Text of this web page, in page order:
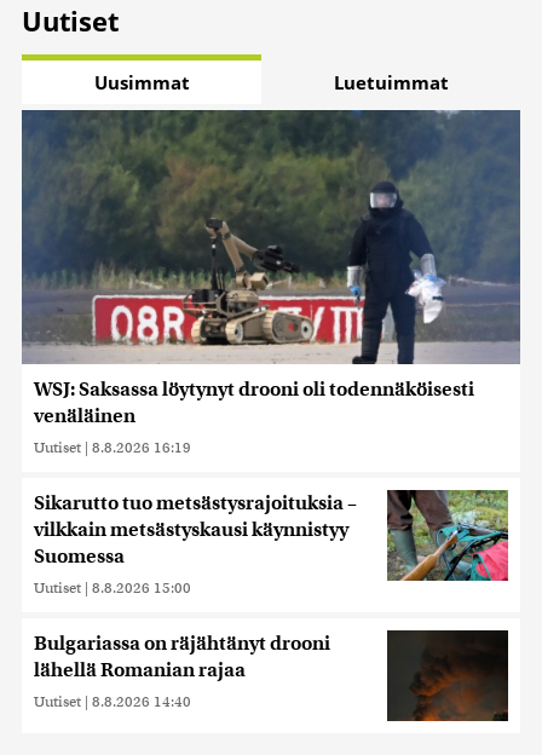
Uutiset
Uusimmat Luetuimmat
WSJ: Saksassa löytynyt drooni oli todennäköisesti
venäläinen
Uutiset | 8.8.2026 16:19
Sikarutto tuo metsästysrajoituksia –
vilkkain metsästyskausi käynnistyy
Suomessa
Uutiset | 8.8.2026 15:00
Bulgariassa on räjähtänyt drooni
lähellä Romanian rajaa
Uutiset | 8.8.2026 14:40